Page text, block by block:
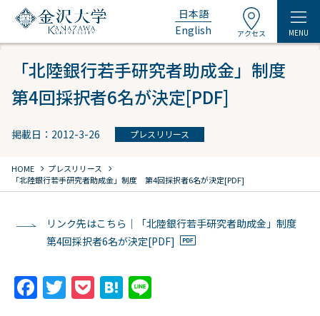
日本語
English
アクセス MENU
「北陸銀行若手研究者助成金」制度
第4回採択者6名が決定[PDF]
掲載日：2012-3-26 プレスリリース
HOME chevron_right プレスリリース chevron_right
「北陸銀行若手研究者助成金」制度 第4回採択者6名が決定[PDF]
リンク先はこちら｜「北陸銀行若手研究者助成金」制度
第4回採択者6名が決定[PDF]
F T P H